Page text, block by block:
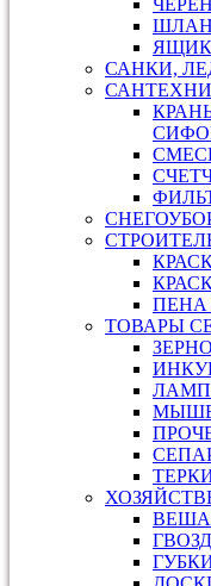
САНКИ,
ПЕНА
ТОВАРЫ